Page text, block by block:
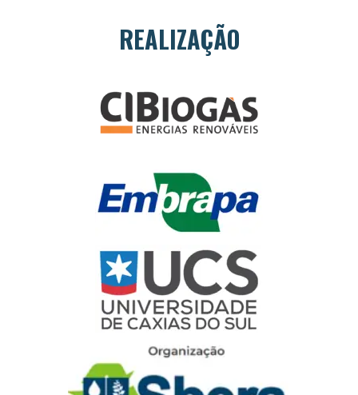
REALIZAÇÃO